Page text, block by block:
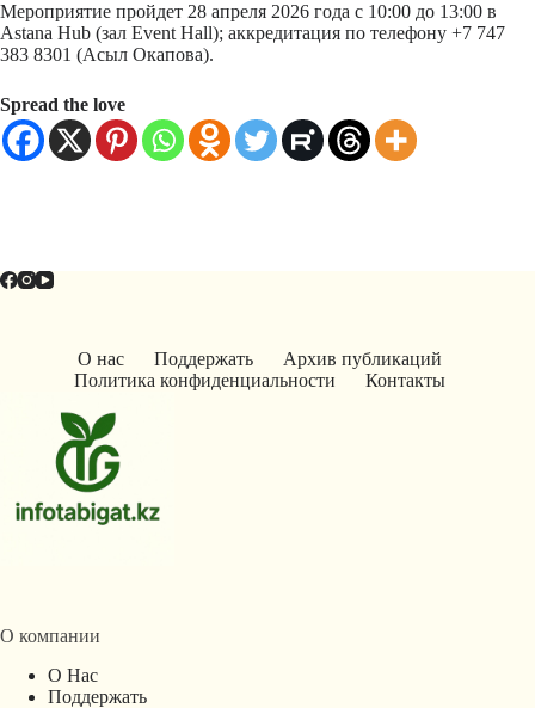
Мероприятие пройдет 28 апреля 2026 года с 10:00 до 13:00 в
Astana Hub (зал Event Hall); аккредитация по телефону +7 747
383 8301 (Асыл Окапова).
Spread the love
О нас Поддержать
Архив публикаций
Политика конфиденциальности
Контакты
О компании
О Нас
Поддержать